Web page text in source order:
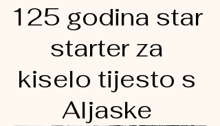
125 godina star
starter za
kiselo tijesto s
Aljaske